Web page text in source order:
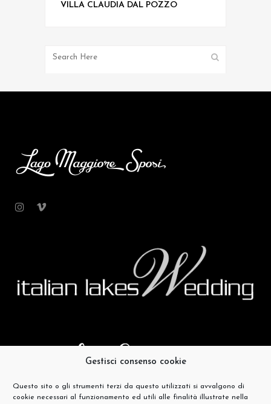
Gestisci consenso cookie
Questo sito o gli strumenti terzi da questo utilizzati si avvalgono di
cookie necessari al funzionamento ed utili alle finalità illustrate nella
VILLA CLAUDIA DAL POZZO